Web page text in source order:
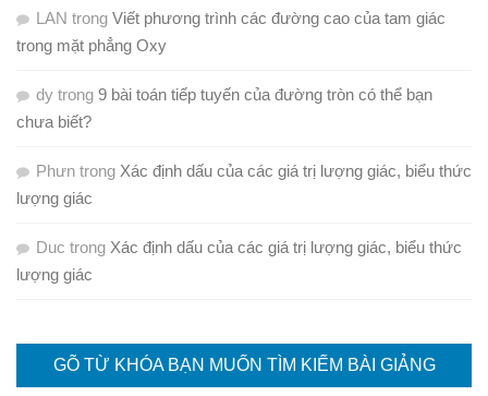
LAN trong Viết phương trình các đường cao của tam giác
trong mặt phẳng Oxy
dy trong 9 bài toán tiếp tuyến của đường tròn có thể bạn
chưa biết?
Phưn trong Xác định dấu của các giá trị lượng giác, biểu thức
lượng giác
Duc trong Xác định dấu của các giá trị lượng giác, biểu thức
lượng giác
GÕ TỪ KHÓA BẠN MUỐN TÌM KIẾM BÀI GIẢNG